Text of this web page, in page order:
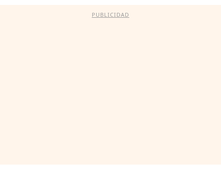
PUBLICIDAD